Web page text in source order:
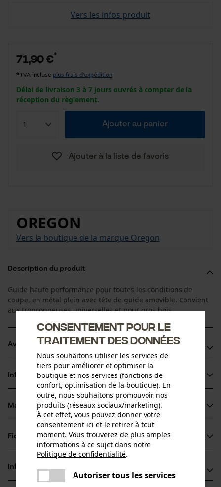
Vers les infos produit
71,90 €*
*TVA incluse plus frais d'expédition
Délai de livraison 3 à 7 jours ouvrés à compter de la
réception du règlement.
Ajouter au panier
Ajouter à la liste de favoris
OREGON
Vers la boutique de la marque Oregon
Description du produit
Guide haute performance pour toutes les conditions de
coupe, en métal plein avec tête de guide amovible. Convient
aux tronçonneuses universelles et pour gros bois.
Avantages du produit
Convient à toutes les conditions de coupe
L'orifice de lubrification en biais réduit l'encombrement de
l'alimentation en huile, le guide et la chaîne sont ainsi mieux
lubrifiés
Si le pignon de renvoi est usé ou défectueux, il est possible
Informations sur le produit
Détails du produit
Type dactivité
Groupe dâge
Matériau & entretien
Matériau
Matériau principal
Fiches techniques
Fiche technique du fabricant (PDF)
Informations fabricant
Consentement pour le
traitement des données
Nous souhaitons utiliser les services de
tiers pour améliorer et optimiser la
boutique et nos services (fonctions de
confort, optimisation de la boutique). En
outre, nous souhaitons promouvoir nos
produits (réseaux sociaux/marketing).
À cet effet, vous pouvez donner votre
consentement ici et le retirer à tout
moment. Vous trouverez de plus amples
informations à ce sujet dans notre
Politique de confidentialité.
Autoriser tous les services
Une erreur s'est produite. Veuillez
essayer encore.
partager
partager